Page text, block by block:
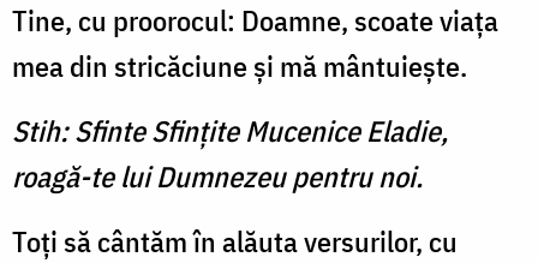
Tine, cu proorocul: Doamne, scoate viaţa
mea din stricăciune şi mă mântuieşte.
Stih: Sfinte Sfinţite Mucenice Eladie,
roagă-te lui Dumnezeu pentru noi.
Toţi să cântăm în alăuta versurilor, cu